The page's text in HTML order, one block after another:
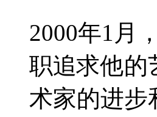
2000年1月
职追求他的
术家的进步